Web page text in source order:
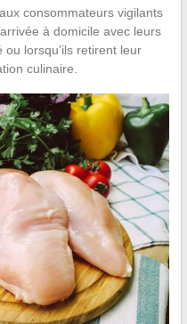
consommateurs vigilants
à domicile avec leurs
lorsqu’ils retirent leur
culinaire.